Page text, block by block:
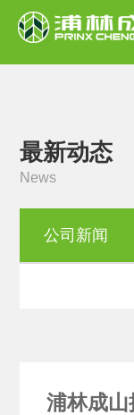
最新动态
News
公司新闻
浦林成